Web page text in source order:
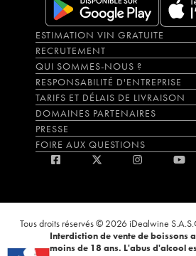
ESTIMATION VIN GRATUITE
RECRUTEMENT
QUI SOMMES-NOUS ?
RESPONSABILITÉ D'ENTREPRISE
TARIFS ET DÉLAIS DE LIVRAISON
DOMAINES PARTENAIRES
PRESSE
FOIRE AUX QUESTIONS
Tous droits réservés © 2026 iDealwine S.A.S.
Interdiction de vente de boissons
moins de 18 ans. L'abus d'alcool